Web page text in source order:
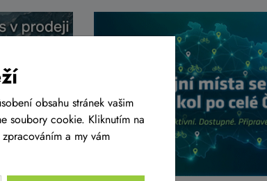
obsahu stránek vašim
soubory cookie. Kliknutím na
a my vám